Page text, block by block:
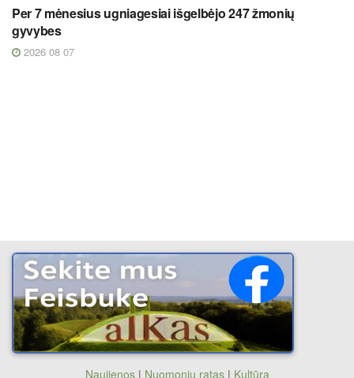
Per 7 mėnesius ugniagesiai išgelbėjo 247 žmonių
gyvybes
2026 08 07
Naujienos| Nuomonių ratas| Kultūra